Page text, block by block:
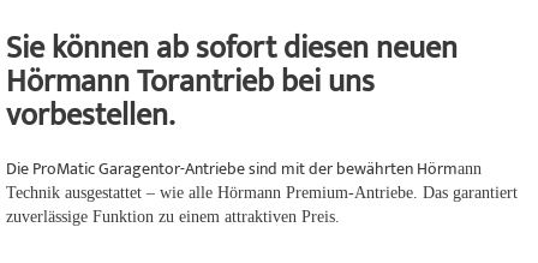
Sie können ab sofort diesen neuen
Hörmann Torantrieb bei uns
vorbestellen.
Die ProMatic Garagentor-Antriebe sind mit der bewährten Hörmann
Technik ausgestattet – wie alle Hörmann Premium-Antriebe. Das garantiert
zuverlässige Funktion zu einem attraktiven Preis.